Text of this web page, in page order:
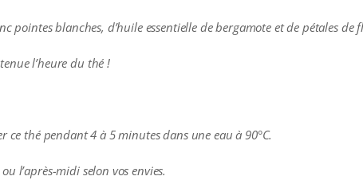
pointes blanches, d’huile essentielle de bergamote et de pétales de
l’heure du thé !
ce thé pendant 4 à 5 minutes dans une eau à 90°C.
l’après-midi selon vos envies.